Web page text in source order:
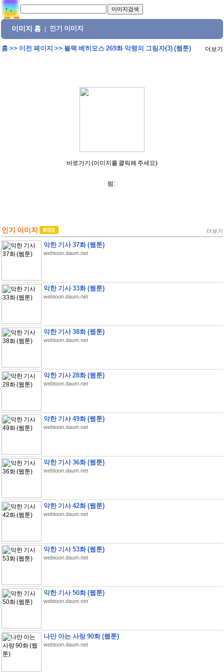
이미지 홈 인기 이미지
홈>> 이전 페이지 >> 블랙 베히모스 269화 악령의 그림자(3) (웹툰) 더보기
바로가기 (이미지를 클릭해 주세요)
펌:
인기 이미지 더보기
악한 기사 37화 (웹툰)
webtoon.daum.net
악한 기사 33화 (웹툰)
webtoon.daum.net
악한 기사 38화 (웹툰)
webtoon.daum.net
악한 기사 28화 (웹툰)
webtoon.daum.net
악한 기사 49화 (웹툰)
webtoon.daum.net
악한 기사 36화 (웹툰)
webtoon.daum.net
악한 기사 42화 (웹툰)
webtoon.daum.net
악한 기사 53화 (웹툰)
webtoon.daum.net
악한 기사 50화 (웹툰)
webtoon.daum.net
나만 아는 사랑 90화 (웹툰)
webtoon.daum.net